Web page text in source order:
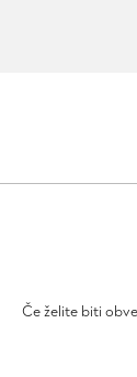
Če želite biti